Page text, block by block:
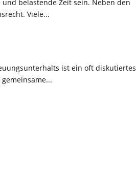
belastende Zeit sein. Neben den
Viele...
ist ein oft diskutiertes